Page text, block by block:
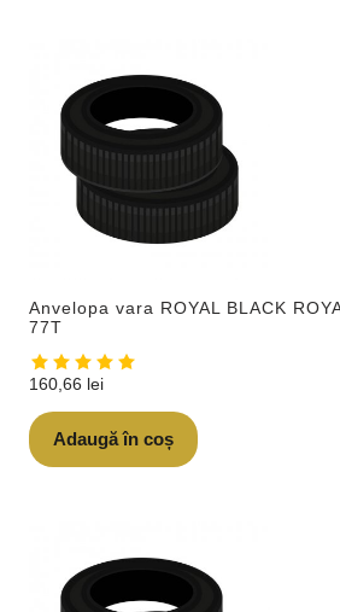
Anvelopa vara ROYAL BLACK
77T
160,66 lei
Adaugă în coș